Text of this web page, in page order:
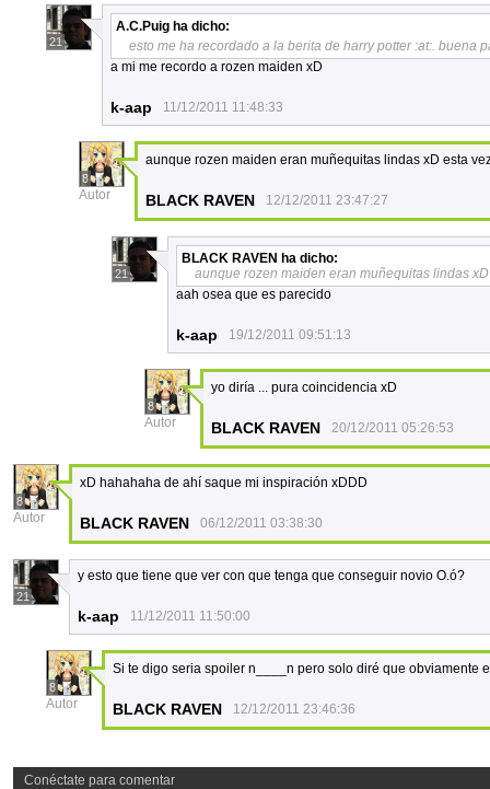
21
A.C.Puig ha dicho:
esto me ha recordado a la berita de harry potter :at:. buena
a mi me recordo a rozen maiden xD
k-aap 11/12/2011 11:48:33
8
Autor
aunque rozen maiden eran muñequitas lindas xD esta
BLACK RAVEN 12/12/2011 23:47:27
21
BLACK RAVEN ha dicho:
aunque rozen maiden eran muñequitas lindas
aah osea que es parecido
k-aap 19/12/2011 09:51:13
8
Autor
yo diría ... pura coincidencia xD
BLACK RAVEN 20/12/2011 05:26:53
8
Autor
xD hahahaha de ahí saque mi inspiración xDDD
BLACK RAVEN 06/12/2011 03:38:30
21
y esto que tiene que ver con que tenga que conseguir novio O.ó?
k-aap 11/12/2011 11:50:00
8
Autor
Si te digo seria spoiler n____n pero solo diré que obviamente
BLACK RAVEN 12/12/2011 23:46:36
Conéctate para comentar